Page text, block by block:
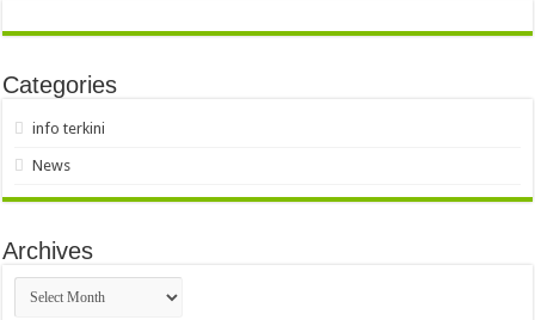
Categories
info terkini
News
Archives
Archives